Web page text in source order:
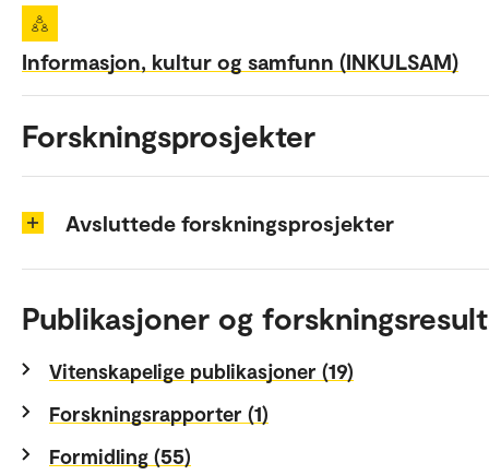
Informasjon, kultur og samfunn (INKULSAM)
Forskningsprosjekter
Avsluttede forskningsprosjekter
Publikasjoner og
Vitenskapelige publikasjoner (19)
Forskningsrapporter (1)
Formidling (55)